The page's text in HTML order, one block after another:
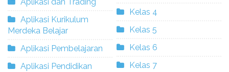
Aplikasi dan Trading
Aplikasi Kurikulum
Merdeka Belajar
Aplikasi Pembelajaran
Aplikasi Pendidikan
Kelas 4
Kelas 5
Kelas 6
Kelas 7